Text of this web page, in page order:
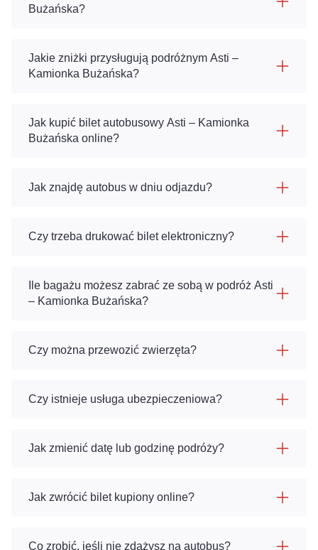
Bużańska?
Jakie zniżki przysługują podróżnym Asti –
Kamionka Bużańska?
Jak kupić bilet autobusowy Asti – Kamionka
Bużańska online?
Jak znajdę autobus w dniu odjazdu?
Czy trzeba drukować bilet elektroniczny?
Ile bagażu możesz zabrać ze sobą w podróż Asti
– Kamionka Bużańska?
Czy można przewozić zwierzęta?
Czy istnieje usługa ubezpieczeniowa?
Jak zmienić datę lub godzinę podróży?
Jak zwrócić bilet kupiony online?
Co zrobić, jeśli nie zdążysz na autobus?